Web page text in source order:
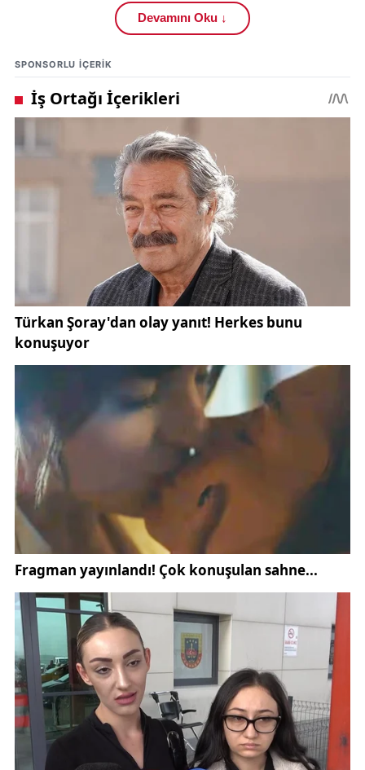
mutlaka doktor tavsiyesiyle alınması gerektiği
hatırlatılıyor. Yanlış dozda veya bilinçsiz kullanılan
ilaçların kalp durması, solunum yetmezliği ve ani
ölümlerle sonuçlanabileceği vurgulanıyor.
Kaynak:İha
Devamını Oku ↓
SPONSORLU IÇERIK